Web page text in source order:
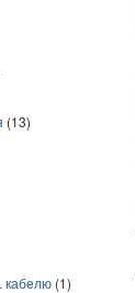
(13)
кабелю (1)